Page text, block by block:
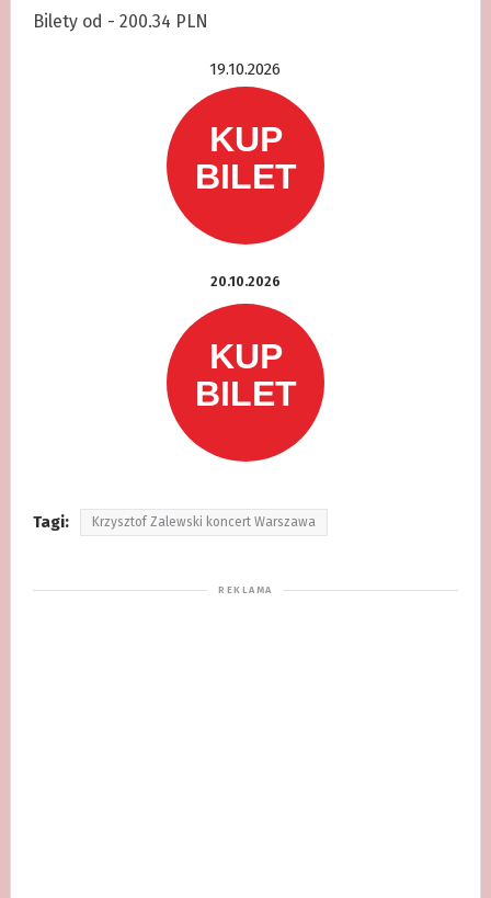
Bilety od - 200.34 PLN
19.10.2026
20.10.2026
Tagi: Krzysztof Zalewski koncert Warszawa